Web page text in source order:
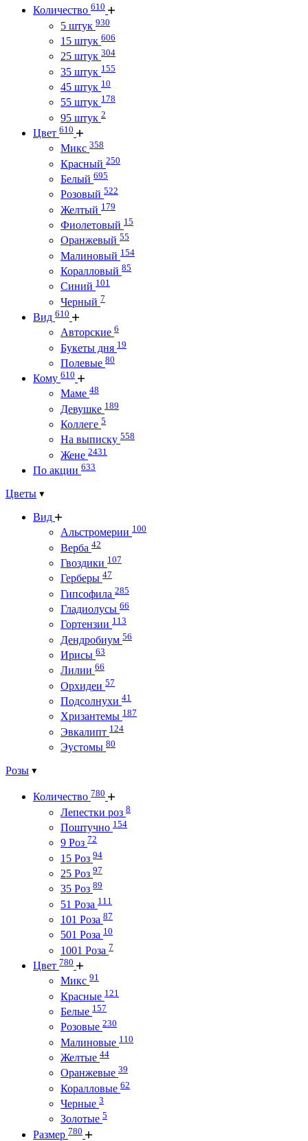
Количество 610
5 штук 930
15 штук 606
25 штук 304
35 штук 155
45 штук 10
55 штук 178
95 штук 2
Цвет 610
Микс 358
Красный 250
Белый 695
Розовый 522
Желтый 179
Фиолетовый 15
Оранжевый 55
Малиновый 154
Коралловый 85
Синий 101
Черный 7
Вид 610
Авторские 6
Букеты дня 19
Полевые 80
Кому 610
Маме 48
Девушке 189
Коллеге 5
На выписку 558
Жене 2431
По акции 633
Цветы
Вид
Альстромерии 100
Верба 42
Гвоздики 107
Герберы 47
Гипсофила 285
Гладиолусы 66
Гортензии 113
Дендробиум 56
Ирисы 63
Лилии 66
Орхидеи 57
Подсолнухи 41
Хризантемы 187
Эвкалипт 124
Эустомы 80
Розы
Количество 780
Лепестки роз 8
Поштучно 154
9 Роз 72
15 Роз 94
25 Роз 97
35 Роз 89
51 Роза 111
101 Роза 87
501 Роза 10
1001 Роза 7
Цвет 780
Микс 91
Красные 121
Белые 157
Розовые 230
Малиновые 110
Желтые 44
Оранжевые 39
Коралловые 62
Черные 3
Золотые 5
Размер 780